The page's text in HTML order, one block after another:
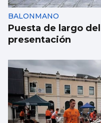
BALONMANO
Puesta de largo
presentación